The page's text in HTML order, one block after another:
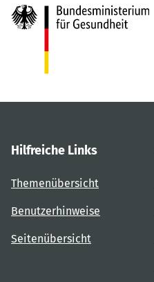
Hilfreiche Links
Themenübersicht
Benutzerhinweise
Seitenübersicht